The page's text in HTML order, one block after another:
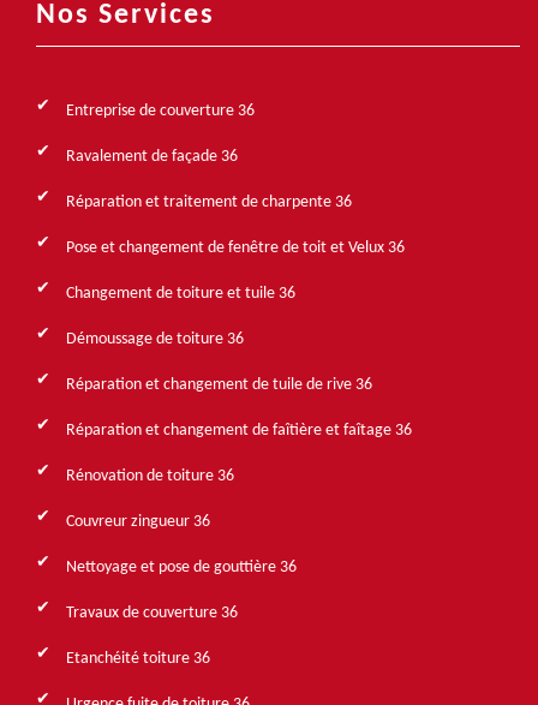
Nos Services
Entreprise de couverture 36
Ravalement de façade 36
Réparation et traitement de charpente 36
Pose et changement de fenêtre de toit et Velux 36
Changement de toiture et tuile 36
Démoussage de toiture 36
Réparation et changement de tuile de rive 36
Réparation et changement de faîtière et faîtage 36
Rénovation de toiture 36
Couvreur zingueur 36
Nettoyage et pose de gouttière 36
Travaux de couverture 36
Etanchéité toiture 36